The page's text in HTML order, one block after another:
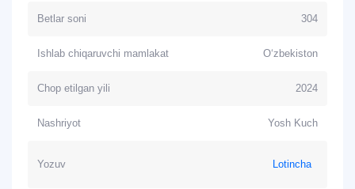
Betlar soni 304
Ishlab chiqaruvchi mamlakat O‘zbekiston
Chop etilgan yili 2024
Nashriyot Yosh Kuch
Yozuv Lotincha